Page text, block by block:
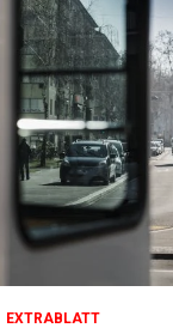
EXTRABLATT